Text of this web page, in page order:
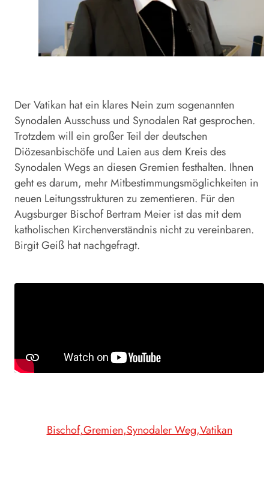
Der Vatikan hat ein klares Nein zum sogenannten
Synodalen Ausschuss und Synodalen Rat gesprochen.
Trotzdem will ein großer Teil der deutschen
Diözesanbischöfe und Laien aus dem Kreis des
Synodalen Wegs an diesen Gremien festhalten. Ihnen
geht es darum, mehr Mitbestimmungsmöglichkeiten in
neuen Leitungsstrukturen zu zementieren. Für den
Augsburger Bischof Bertram Meier ist das mit dem
katholischen Kirchenverständnis nicht zu vereinbaren.
Birgit Geiß hat nachgefragt.
Bischof Gremien Synodaler Weg Vatikan